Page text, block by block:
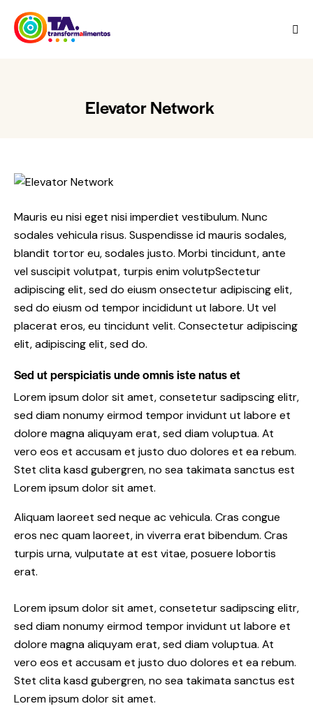
Elevator Network
Mauris eu nisi eget nisi imperdiet vestibulum. Nunc
sodales vehicula risus. Suspendisse id mauris sodales,
blandit tortor eu, sodales justo. Morbi tincidunt, ante
vel suscipit volutpat, turpis enim volutpSectetur
adipiscing elit, sed do eiusm onsectetur adipiscing elit,
sed do eiusm od tempor incididunt ut labore. Ut vel
placerat eros, eu tincidunt velit. Consectetur adipiscing
elit, adipiscing elit, sed do.
Sed ut perspiciatis unde omnis iste natus et
Lorem ipsum dolor sit amet, consetetur sadipscing elitr,
sed diam nonumy eirmod tempor invidunt ut labore et
dolore magna aliquyam erat, sed diam voluptua. At
vero eos et accusam et justo duo dolores et ea rebum.
Stet clita kasd gubergren, no sea takimata sanctus est
Lorem ipsum dolor sit amet.
Aliquam laoreet sed neque ac vehicula. Cras congue
eros nec quam laoreet, in viverra erat bibendum. Cras
turpis urna, vulputate at est vitae, posuere lobortis
erat.
Lorem ipsum dolor sit amet, consetetur sadipscing elitr,
sed diam nonumy eirmod tempor invidunt ut labore et
dolore magna aliquyam erat, sed diam voluptua. At
vero eos et accusam et justo duo dolores et ea rebum.
Stet clita kasd gubergren, no sea takimata sanctus est
Lorem ipsum dolor sit amet.